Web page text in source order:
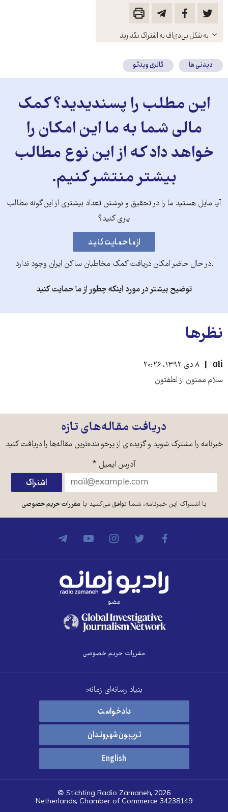
باز
کنید
به شکل پی‌دی‌اف به اشتراک بگذارید
دیدنی ها گالری ویدئو
این مطلب را پسندیدید؟ کمک
مالی شما به ما این امکان را
خواهد داد که از این نوع مطالب
بیشتر منتشر کنیم.
آیا مایل هستید ما را در تحقیق و نوشتن تعداد بیشتری از این‌گونه مطالب
یاری کنید؟
.در حال حاضر امکان دریافت کمک مخاطبان ساکن ایران وجود ندارد
توضیح بیشتر در مورد اینکه چطور از ما حمایت کنید
نظرها
ali
۸ دی ۱۳۹۲، ۲۰:۲۶
سلام ممنون از لطفتون
دریافت مقاله‌های تازه
خبرنامه را مشترک شوید و گزیده‌ای از پرخواننده‌ترین مقاله‌ها را دریافت کنید
آدرس ایمیل *
با اشتراک این خبرنامه، شما توافق می‌کنید بامقررات حریم خصوصی
عضو
مقررات حریم خصوصی
بنیاد رسانه‌ای زمانه:
دادخواست
تریبون شهروندان
English
© Stichting Radio Zamaneh, 2026
Netherlands, Chamber of Commerce 34238149